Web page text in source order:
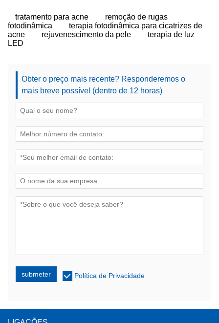
tratamento para acne
remoção de rugas
fotodinâmica
terapia fotodinâmica para cicatrizes de
acne
rejuvenescimento da pele
terapia de luz
LED
Obter o preço mais recente? Responderemos o
mais breve possível (dentro de 12 horas)
submeter Política de Privacidade